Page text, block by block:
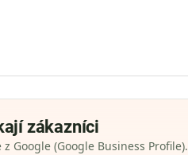
zákazníci
Google (Google Business Profile).